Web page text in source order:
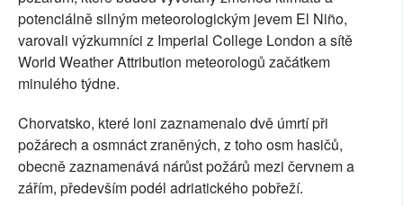
potenciálně silným meteorologickým jevem El Niño,
varovali výzkumníci z Imperial College London a sítě
World Weather Attribution meteorologů začátkem
minulého týdne.
Chorvatsko, které loni zaznamenalo dvě úmrtí při
požárech a osmnáct zraněných, z toho osm hasičů,
obecně zaznamenává nárůst požárů mezi červnem a
zářím, především podél adriatického pobřeží.